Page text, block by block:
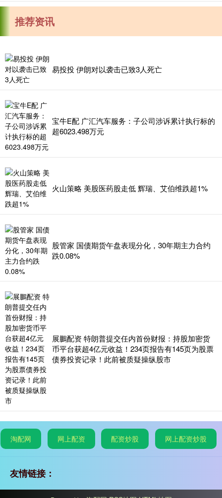
推荐资讯
易投投 伊朗对以袭击已致3人死亡
宝牛E配 广汇汽车服务：子公司涉诉累计执行标的
超6023.498万元
火山策略 美股医药股走低 辉瑞、艾伯维跌超1%
股管家 国债期货午盘表现分化，30年期主力合约
跌0.08%
展鵬配资 特朗普提交任内首份财报：持股加密货
币平台获超4亿元收益！234页报告有145页为股票
债券投资记录！此前被质疑操纵股市
淘配网 网上配资 配资炒股 网上配资炒股
友情链接：